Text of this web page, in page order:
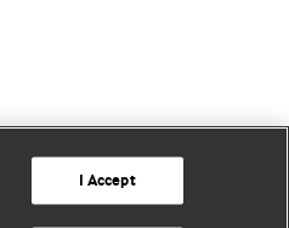
I Accept